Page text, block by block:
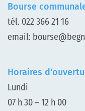
Bourse
tél. 022 366 21 16
email:
Horaires
Lundi
07 h 30 – 12 h 00